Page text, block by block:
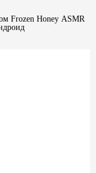
Frozen Honey ASMR